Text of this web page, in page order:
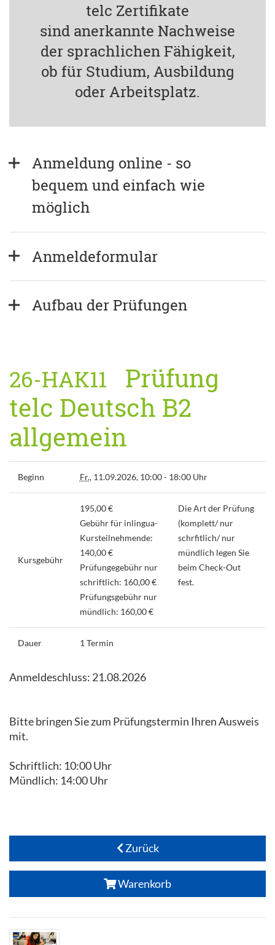
telc Zertifikate
sind anerkannte Nachweise
der sprachlichen Fähigkeit,
ob für Studium, Ausbildung
oder Arbeitsplatz.
Anmeldung online - so
bequem und einfach wie
möglich
Anmeldeformular
Aufbau der Prüfungen
26-HAK11 Prüfung
telc Deutsch B2
allgemein
Beginn Fr., 11.09.2026, 10:00 - 18:00 Uhr
Kursgebühr
195,00 €
Gebühr für inlingua-
Kursteilnehmende:
140,00 €
Prüfungegebühr nur
schriftlich: 160,00 €
Prüfungsgebühr nur
mündlich: 160,00 €
Die Art der Prüfung
(komplett/ nur
schrfitlich/ nur
mündlich legen Sie
beim Check-Out
fest.
Dauer 1 Termin
Anmeldeschluss: 21.08.2026
Bitte bringen Sie zum Prüfungstermin Ihren Ausweis
mit.
Schriftlich: 10:00 Uhr
Mündlich: 14:00 Uhr
Zurück
Warenkorb